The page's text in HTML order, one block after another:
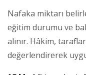
Nafaka miktarı
eğitim durumu ve
alınır. Hâkim,
değerlendirerek